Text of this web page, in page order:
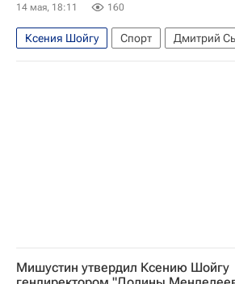
14 мая, 18:11 160
Ксения Шойгу Спорт Дмитрий
Мишустин утвердил Ксению Шойгу